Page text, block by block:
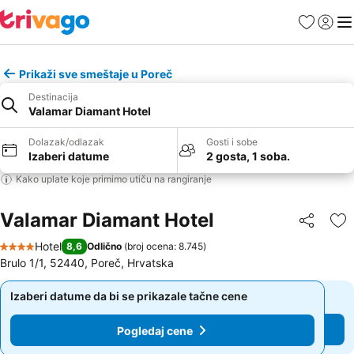
FavoritiPrijavi
Prikaži sve smeštaje u Poreč
Destinacija
Valamar Diamant Hotel
Dolazak/odlazak
Izaberi datume
Gosti i sobe
2 gosta, 1 soba.
Kako uplate koje primimo utiču na rangiranje
Valamar Diamant Hotel Deli
4 Zvezdice
Hotel 8,6 Odlično (broj ocena: 8.745)
Brulo 1/1, 52440, Poreč, Hrvatska
Izaberi datume da bi se prikazale tačne cene
Pogledaj cene
Izaberi datume da bi se prikazale tačne cene
Pogledaj cene